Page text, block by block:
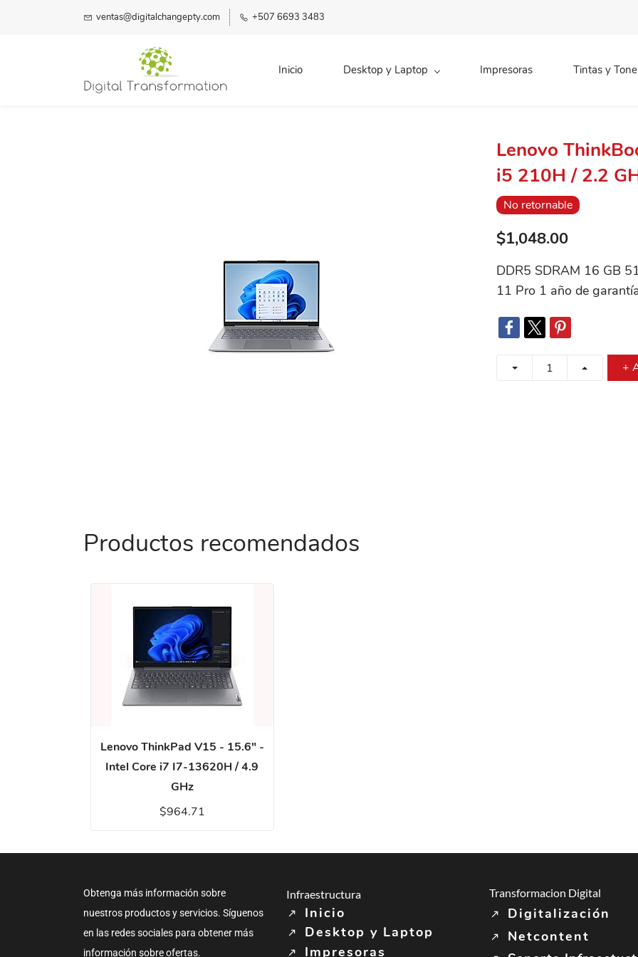
ventas@digitalchangepty.com +507 6693 3483
Inicio Desktop y Laptop Impresoras Tintas y
Lenovo
i5 210H / 2.2
No retornable
$1,048.00
DDR5 SDRAM 16 GB
11 Pro 1 año de
+
Productos recomendados
Lenovo ThinkPad V15 - 15.6" -
Intel Core i7 I7-13620H / 4.9
GHz
$964.71
Obtenga más información sobre
nuestros productos y servicios. Síguenos
en las redes sociales para obtener más
información sobre ofertas.
Infraestructura
Inicio
Desktop y Laptop
Impresoras
Transformacion Digital
Digitalización
Netcontent